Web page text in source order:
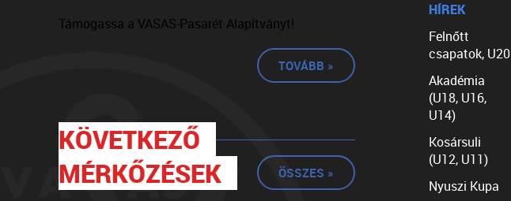
Támogassa a VASAS-Pasarét Alapítványt!
TOVÁBB »
KÖVETKEZŐ
MÉRKŐZÉSEK
ÖSSZES »
HÍREK
Felnőtt
csapatok, U20
Akadémia
(U18, U16,
U14)
Kosársuli
(U12, U11)
Nyuszi Kupa